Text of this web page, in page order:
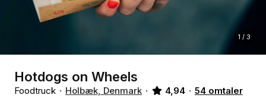
1 / 3
Hotdogs on Wheels
Foodtruck Holbæk, Denmark 4,94 54 omtaler